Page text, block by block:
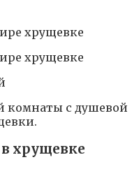
комнаты с душевой
хрущевке